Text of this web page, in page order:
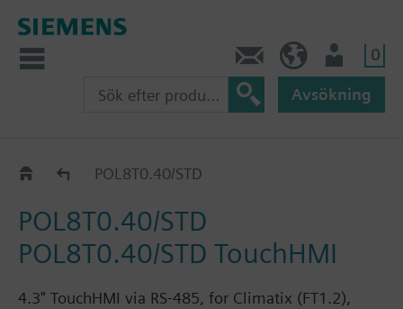
0
Avsökning
KatalogPOL8T0.40/STD
POL8T0.40/STD
POL8T0.40/STD TouchHMI
4.3" TouchHMI via RS-485, for Climatix (FT1.2),